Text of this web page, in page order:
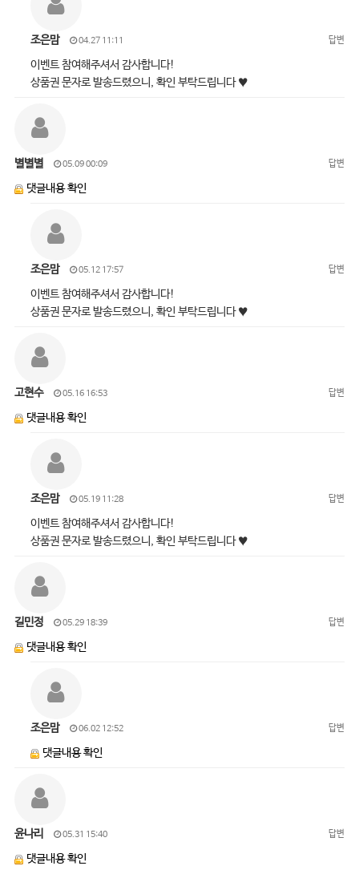
조은맘 04.27 11:11 답변
이벤트 참여해주셔서 감사합니다!
상품권 문자로 발송드렸으니, 확인 부탁드립니다 ♥
별별별 05.09 00:09 답변
댓글내용 확인
조은맘 05.12 17:57 답변
이벤트 참여해주셔서 감사합니다!
상품권 문자로 발송드렸으니, 확인 부탁드립니다 ♥
고현수 05.16 16:53 답변
댓글내용 확인
조은맘 05.19 11:28 답변
이벤트 참여해주셔서 감사합니다!
상품권 문자로 발송드렸으니, 확인 부탁드립니다 ♥
길민정 05.29 18:39 답변
댓글내용 확인
조은맘 06.02 12:52 답변
댓글내용 확인
윤나리 05.31 15:40 답변
댓글내용 확인